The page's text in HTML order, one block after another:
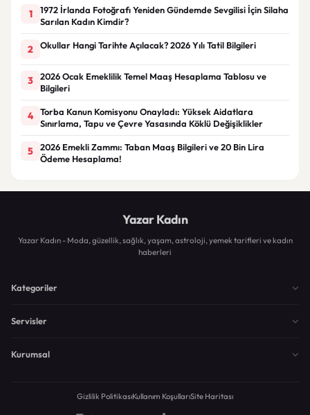
1
1972 İrlanda Fotoğrafı Yeniden Gündemde Sevgilisi İçin Silaha
Sarılan Kadın Kimdir?
2 Okullar Hangi Tarihte Açılacak? 2026 Yılı Tatil Bilgileri
3
2026 Ocak Emeklilik Temel Maaş Hesaplama Tablosu ve
Bilgileri
4
Torba Kanun Komisyonu Onayladı: Yüksek Aidatlara
Sınırlama, Tapu ve Çevre Yasasında Köklü Değişiklikler
5
2026 Emekli Zammı: Taban Maaş Bilgileri ve 20 Bin Lira
Ödeme Hesaplama!
Yazar Kadın
Yazar Kadın - Moda, güzellik, sağlık, yaşam, astroloji, yemek tarifleri ve kadın
haberleri
Kategoriler
Servisler
Kurumsal
Gizlilik PolitikasıKullanım KoşullarıSite Haritası